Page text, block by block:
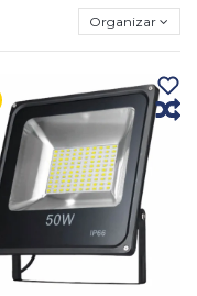
Organizar